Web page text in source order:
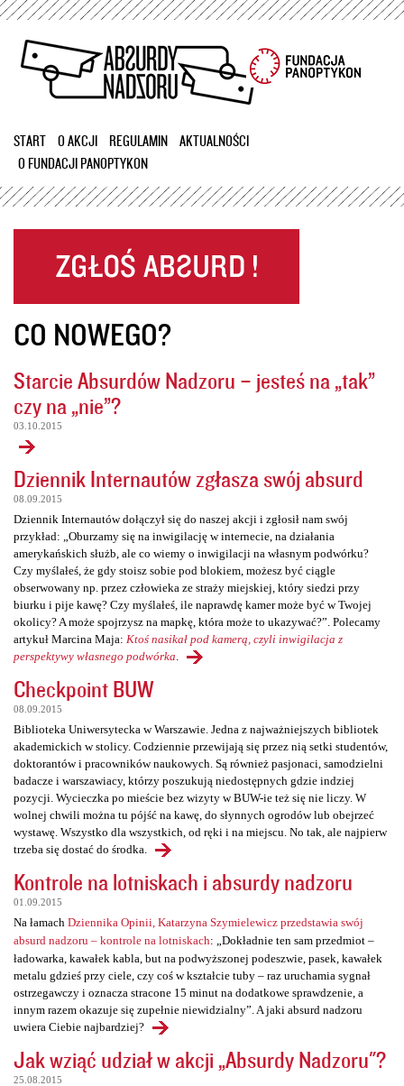
Przejdź
treści
START O AKCJI REGULAMIN
AKTUALNOŚCI
O FUNDACJI PANOPTYKON
CO NOWEGO?
Starcie Absurdów Nadzoru – jesteś na „tak”
czy na „nie”?
03.10.2015
Dziennik Internautów zgłasza swój absurd
08.09.2015
Dziennik Internautów dołączył się do naszej akcji i zgłosił nam swój
przykład: „Oburzamy się na inwigilację w internecie, na działania
amerykańskich służb, ale co wiemy o inwigilacji na własnym podwórku?
Czy myślałeś, że gdy stoisz sobie pod blokiem, możesz być ciągle
obserwowany np. przez człowieka ze straży miejskiej, który siedzi przy
biurku i pije kawę? Czy myślałeś, ile naprawdę kamer może być w Twojej
okolicy? A może spojrzysz na mapkę, która może to ukazywać?”. Polecamy
artykuł Marcina Maja: Ktoś nasikał pod kamerą, czyli inwigilacja z
perspektywy własnego podwórka
Checkpoint BUW
08.09.2015
Biblioteka Uniwersytecka w Warszawie. Jedna z najważniejszych bibliotek
akademickich w stolicy. Codziennie przewijają się przez nią setki studentów,
doktorantów i pracowników naukowych. Są również pasjonaci, samodzielni
badacze i warszawiacy, którzy poszukują niedostępnych gdzie indziej
pozycji. Wycieczka po mieście bez wizyty w BUW-ie też się nie liczy. W
wolnej chwili można tu pójść na kawę, do słynnych ogrodów lub obejrzeć
wystawę. Wszystko dla wszystkich, od ręki i na miejscu. No tak, ale najpierw
trzeba się dostać do środka.
Kontrole na lotniskach i absurdy nadzoru
01.09.2015
Na łamach Dziennika Opinii, Katarzyna Szymielewicz przedstawia swój
absurd nadzoru – kontrole na lotniskach: „Dokładnie ten sam przedmiot –
ładowarka, kawałek kabla, but na podwyższonej podeszwie, pasek, kawałek
metalu gdzieś przy ciele, czy coś w kształcie tuby – raz uruchamia sygnał
ostrzegawczy i oznacza stracone 15 minut na dodatkowe sprawdzenie, a
innym razem okazuje się zupełnie niewidzialny”. A jaki absurd nadzoru
uwiera Ciebie najbardziej?
Jak wziąć udział w akcji „Absurdy Nadzoru"?
25.08.2015